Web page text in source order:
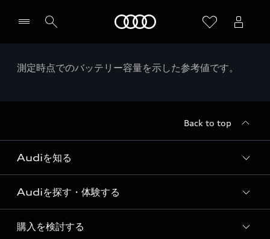
測定時点でのバッテリー容量を示した参考値です。
Back to top
Audiを知る
Audi ブランド
Story of Progress
Audiを探す・体験する
ディーラー検索
購入を検討する